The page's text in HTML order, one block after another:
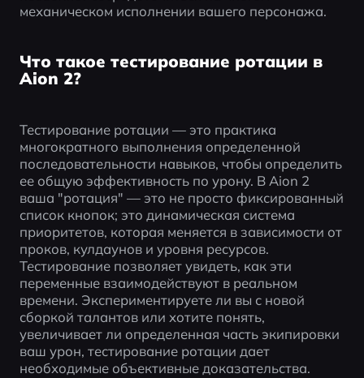
механическом исполнении вашего персонажа.
Что такое тестирование ротации в
Aion 2?
Тестирование ротации — это практика
многократного выполнения определенной
последовательности навыков, чтобы определить
ее общую эффективность по урону. В Aion 2
ваша "ротация" — это не просто фиксированный
список кнопок; это динамическая система
приоритетов, которая меняется в зависимости от
проков, кулдаунов и уровня ресурсов.
Тестирование позволяет увидеть, как эти
переменные взаимодействуют в реальном
времени. Экспериментируете ли вы с новой
сборкой талантов или хотите понять,
увеличивает ли определенная часть экипировки
ваш урон, тестирование ротации дает
необходимые объективные доказательства.